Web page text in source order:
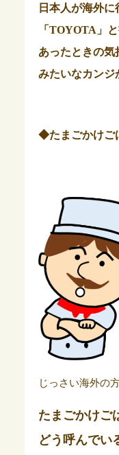
日本人が海外に
「TOYOTA」
あったときの気
みたいなカンジ
◆たまごかけご
じっさい海外の
たまごかけご
どう呼んでい